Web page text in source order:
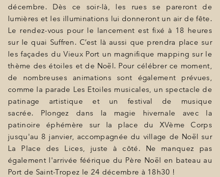
OFFRES
LA BOUTIQUE
ACTUALITÉS
décembre. Dès ce soir-là, les rues se pareront de
lumières et les illuminations lui donneront un air de fête.
Le rendez-vous pour le lancement est fixé à 18 heures
sur le quai Suffren. C’est là aussi que prendra place sur
les façades du Vieux Port un magnifique mapping sur le
thème des étoiles et de Noël. Pour célébrer ce moment,
de nombreuses animations sont également prévues,
comme la parade Les Etoiles musicales, un spectacle de
patinage artistique et un festival de musique
sacrée. Plongez dans la magie hivernale avec la
patinoire éphémère sur la place du XVème Corps
jusqu'au 8 janvier, accompagnée du village de Noël sur
La Place des Lices, juste à côté. Ne manquez pas
également l'arrivée féérique du Père Noël en bateau au
Port de Saint-Tropez le 24 décembre à 18h30 !